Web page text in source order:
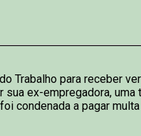
Trabalho para receber
ex-empregadora, uma
condenada a pagar